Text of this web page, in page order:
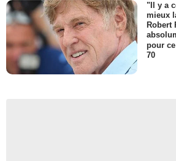
"Il y a
mieux
Robert
pour
70